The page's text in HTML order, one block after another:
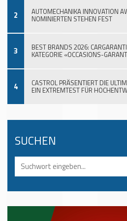
2 AUTOMECHANIKA INNOVATION
NOMINIERTEN STEHEN FEST
3 BEST BRANDS 2026:
KATEGORIE «OCCASIONS-
4 CASTROL PRÄSENTIERT DIE
EIN EXTREMTEST FÜR
SUCHEN